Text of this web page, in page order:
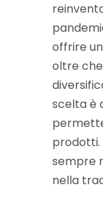
offrire
oltre
scelta è
prodotti.
sempre
nella